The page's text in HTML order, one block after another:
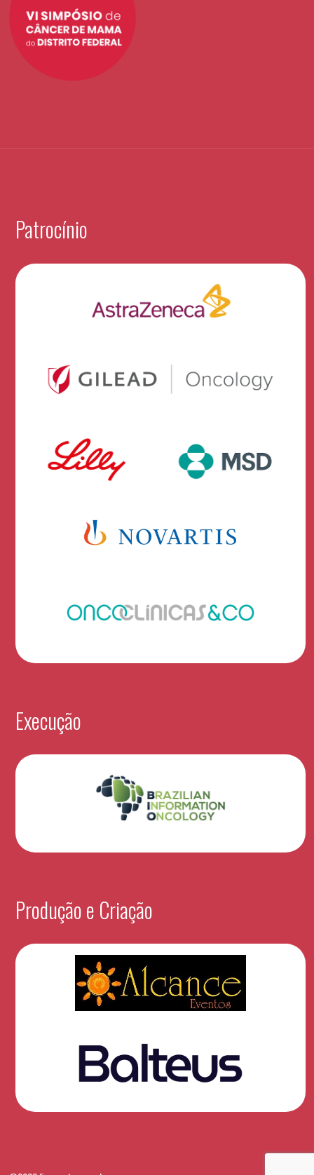
Patrocínio
Execução
Produção e Criação